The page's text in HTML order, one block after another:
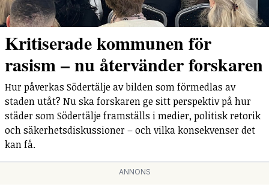
Kritiserade kommunen för
rasism – nu återvänder forskaren
Hur påverkas Södertälje av bilden som förmedlas av
staden utåt? Nu ska forskaren ge sitt perspektiv på hur
städer som Södertälje framställs i medier, politisk retorik
och säkerhetsdiskussioner – och vilka konsekvenser det
kan få.
ANNONS